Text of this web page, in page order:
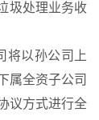
圾处理业务收
将以孙公司上
属全资子公司
议方式进行全